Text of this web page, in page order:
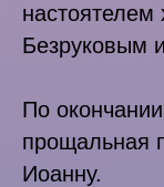
Безруковым
По
прощальная
Иоанну.